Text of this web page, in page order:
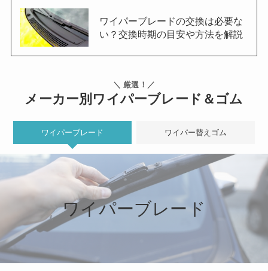
ワイパーブレードの交換は必要な
い？交換時期の目安や方法を解説
＼ 厳選！／
メーカー別ワイパーブレード＆ゴム
ワイパーブレード ワイパー替えゴム
ワイパーブレード